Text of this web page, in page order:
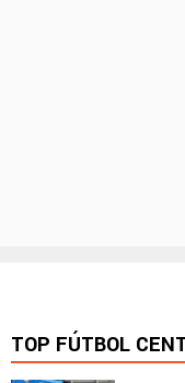
TOP FÚTBOL